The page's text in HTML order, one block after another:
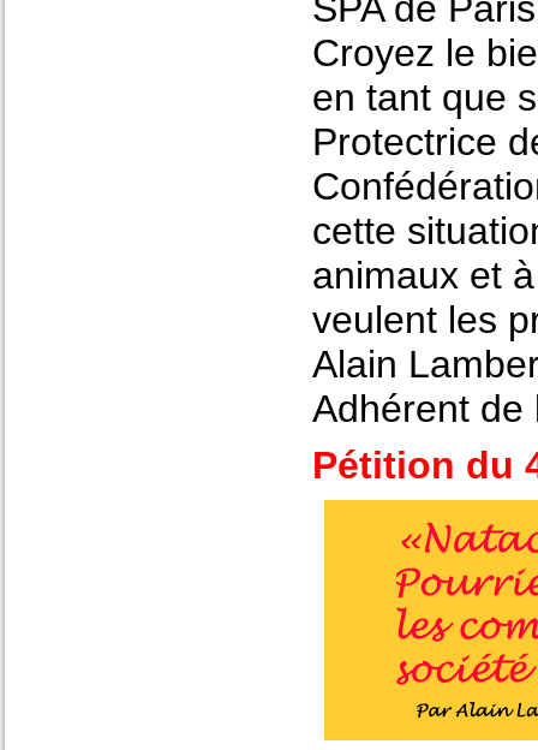
Croyez le
en tant que
Protectrice
cette
animaux et
veulent les
Alain
Adhérent de
Pétition du